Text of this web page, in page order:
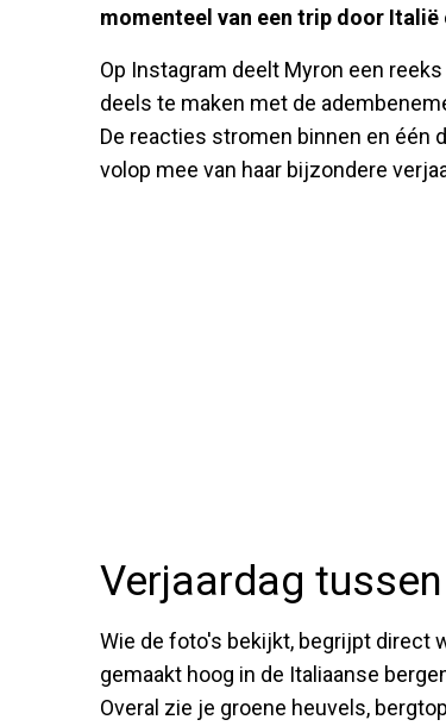
momenteel van een trip door
Op Instagram deelt Myron een
deels te maken met de
De reacties stromen binnen en één
volop mee van haar bijzondere
Verjaardag
Wie de foto's bekijkt, begrijpt direct
gemaakt hoog in de Italiaanse
Overal zie je groene heuvels,